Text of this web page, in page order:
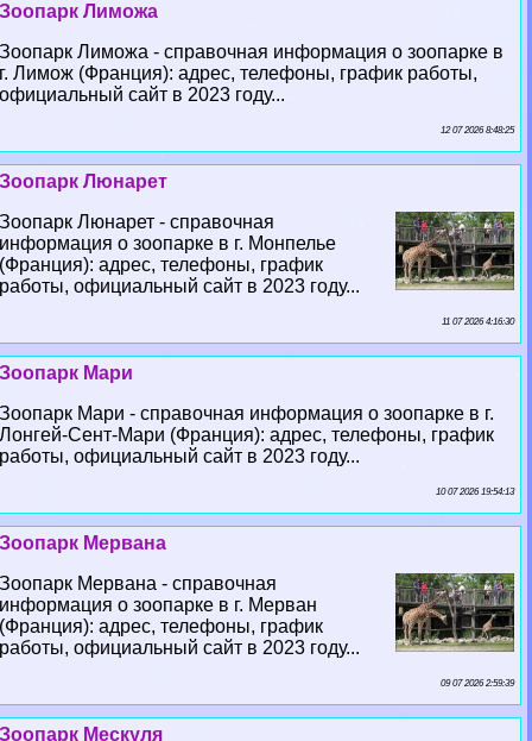
Зоопарк Лиможа
Зоопарк Лиможа - справочная информация о зоопарке в
г. Лимож (Франция): адрес, телефоны, график работы,
официальный сайт в 2023 году...
12 07 2026 8:48:25
Зоопарк Люнарет
Зоопарк Люнарет - справочная
информация о зоопарке в г. Монпелье
(Франция): адрес, телефоны, график
работы, официальный сайт в 2023 году...
11 07 2026 4:16:30
Зоопарк Мари
Зоопарк Мари - справочная информация о зоопарке в г.
Лонгeй-Сент-Мари (Франция): адрес, телефоны, график
работы, официальный сайт в 2023 году...
10 07 2026 19:54:13
Зоопарк Мервана
Зоопарк Мервана - справочная
информация о зоопарке в г. Мерван
(Франция): адрес, телефоны, график
работы, официальный сайт в 2023 году...
09 07 2026 2:59:39
Зоопарк Мескуля